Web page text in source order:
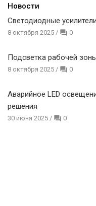
Новости
Светодиодные усилители
8 октября 2025 / 0
Подсветка рабочей
8 октября 2025 / 0
Аварийное LED
решения
30 июня 2025 / 0